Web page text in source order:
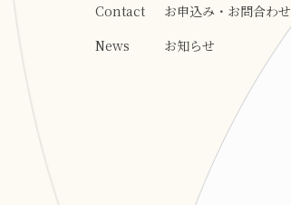
Contact
お申込み・お問合わせ
News
お知らせ